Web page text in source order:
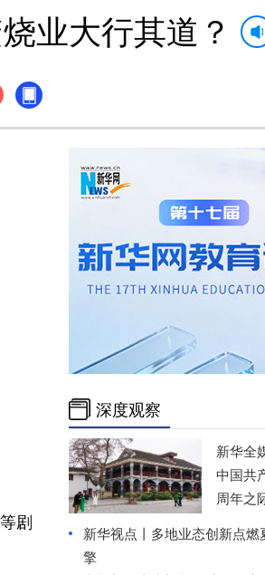
业大行其道？
剧
深度观察
新华全
中国共
周年之
新华视点丨 多地业态创新点燃
擎